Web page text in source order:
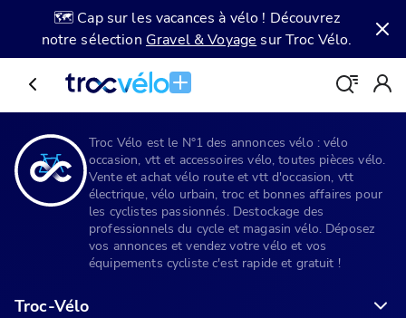
🗺️ Cap sur les vacances à vélo ! Découvrez
notre sélection Gravel & Voyage sur Troc Vélo.
Troc Vélo est le N°1 des annonces vélo : vélo
occasion, vtt et accessoires vélo, toutes pièces vélo.
Vente et achat vélo route et vtt d'occasion, vtt
électrique, vélo urbain, troc et bonnes affaires pour
les cyclistes passionnés. Destockage des
professionnels du cycle et magasin vélo. Déposez
vos annonces et vendez votre vélo et vos
équipements cycliste c'est rapide et gratuit !
Troc-Vélo